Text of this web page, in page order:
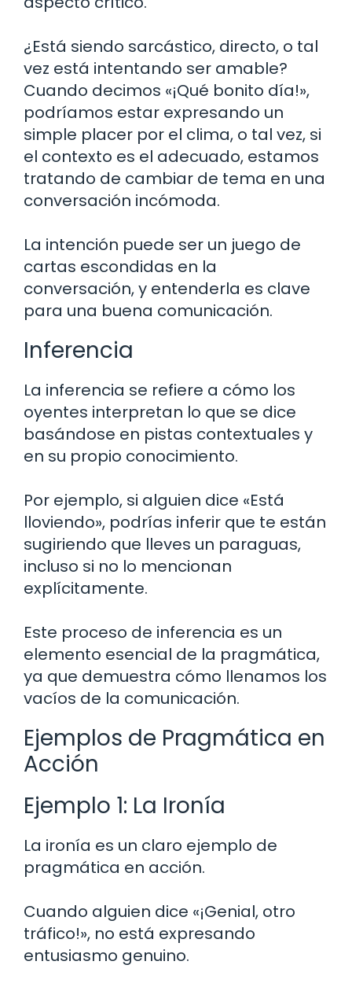
¿Está siendo sarcástico, directo, o tal
vez está intentando ser amable?
Cuando decimos «¡Qué bonito día!»,
podríamos estar expresando un
simple placer por el clima, o tal vez, si
el contexto es el adecuado, estamos
tratando de cambiar de tema en una
conversación incómoda.
La intención puede ser un juego de
cartas escondidas en la
conversación, y entenderla es clave
para una buena comunicación.
Inferencia
La inferencia se refiere a cómo los
oyentes interpretan lo que se dice
basándose en pistas contextuales y
en su propio conocimiento.
Por ejemplo, si alguien dice «Está
lloviendo», podrías inferir que te están
sugiriendo que lleves un paraguas,
incluso si no lo mencionan
explícitamente.
Este proceso de inferencia es un
elemento esencial de la pragmática,
ya que demuestra cómo llenamos los
vacíos de la comunicación.
Ejemplos de Pragmática en
Acción
Ejemplo 1: La Ironía
La ironía es un claro ejemplo de
pragmática en acción.
Cuando alguien dice «¡Genial, otro
tráfico!», no está expresando
entusiasmo genuino.